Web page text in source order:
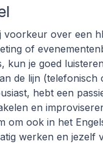
voorkeur over een
of
kun je goed
de lijn
hebt een
en
om ook in het
werken en jezelf